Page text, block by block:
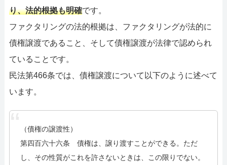
り、法的根拠も明確です。
ファクタリングの法的根拠は、ファクタリングが法的に
債権譲渡であること、そして債権譲渡が法律で認められ
ていることです。
民法第466条では、債権譲渡について以下のように述べて
います。
（債権の譲渡性）
第四百六十六条 債権は、譲り渡すことができる。ただ
し、その性質がこれを許さないときは、この限りでない。